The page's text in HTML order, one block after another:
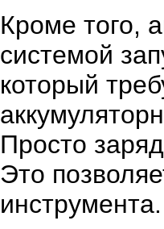
Кроме того,
системой
который
Просто
Это
инструмента.